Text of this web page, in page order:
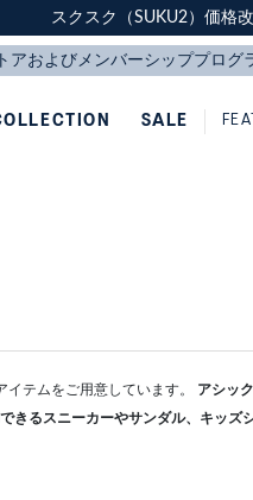
スクスク（SUKU2）価格
配送に関するお
スクスク（SUKU2）価格
配送に関するお
SALE
テムをご用意しています。 アシッ
きるスニーカーやサンダル、キッズ